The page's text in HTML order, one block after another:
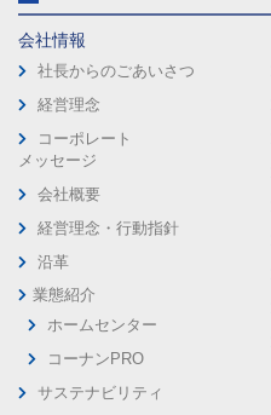
会社情報
社長からのごあいさつ
経営理念
コーポレート
メッセージ
会社概要
経営理念・行動指針
沿革
業態紹介
ホームセンター
コーナンPRO
サステナビリティ